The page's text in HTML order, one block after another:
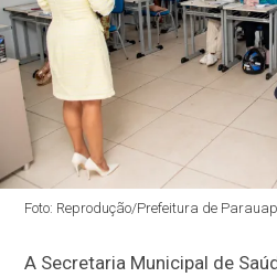
Foto: Reprodução/Prefeitura de
A Secretaria Municipal de